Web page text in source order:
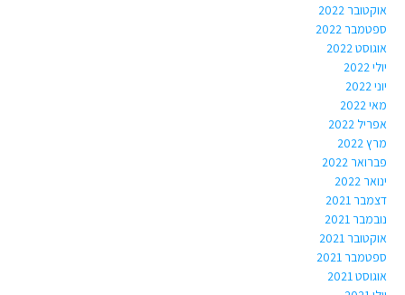
אוקטובר 2022
ספטמבר 2022
אוגוסט 2022
יולי 2022
יוני 2022
מאי 2022
אפריל 2022
מרץ 2022
פברואר 2022
ינואר 2022
דצמבר 2021
נובמבר 2021
אוקטובר 2021
ספטמבר 2021
אוגוסט 2021